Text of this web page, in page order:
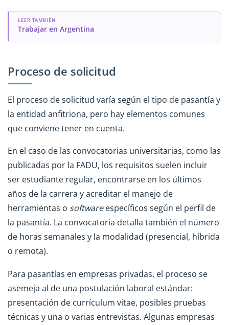
LEER TAMBIÉN
Trabajar en Argentina
Proceso de solicitud
El proceso de solicitud varía según el tipo de pasantía y
la entidad anfitriona, pero hay elementos comunes
que conviene tener en cuenta.
En el caso de las convocatorias universitarias, como las
publicadas por la FADU, los requisitos suelen incluir
ser estudiante regular, encontrarse en los últimos
años de la carrera y acreditar el manejo de
herramientas o softwareespecíficos según el perfil de
la pasantía. La convocatoria detalla también el número
de horas semanales y la modalidad (presencial, híbrida
o remota).
Para pasantías en empresas privadas, el proceso se
asemeja al de una postulación laboral estándar:
presentación de currículum vitae, posibles pruebas
técnicas y una o varias entrevistas. Algunas empresas